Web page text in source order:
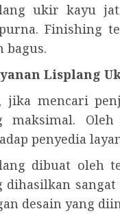
ukir kayu
Finishing
bagus.
Lisplang
jika mencari
maksimal.
penyedia
dibuat oleh
dihasilkan
desain yang